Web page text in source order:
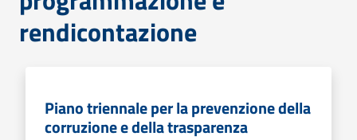
rendicontazione
Piano triennale per la prevenzione della
corruzione e della trasparenza